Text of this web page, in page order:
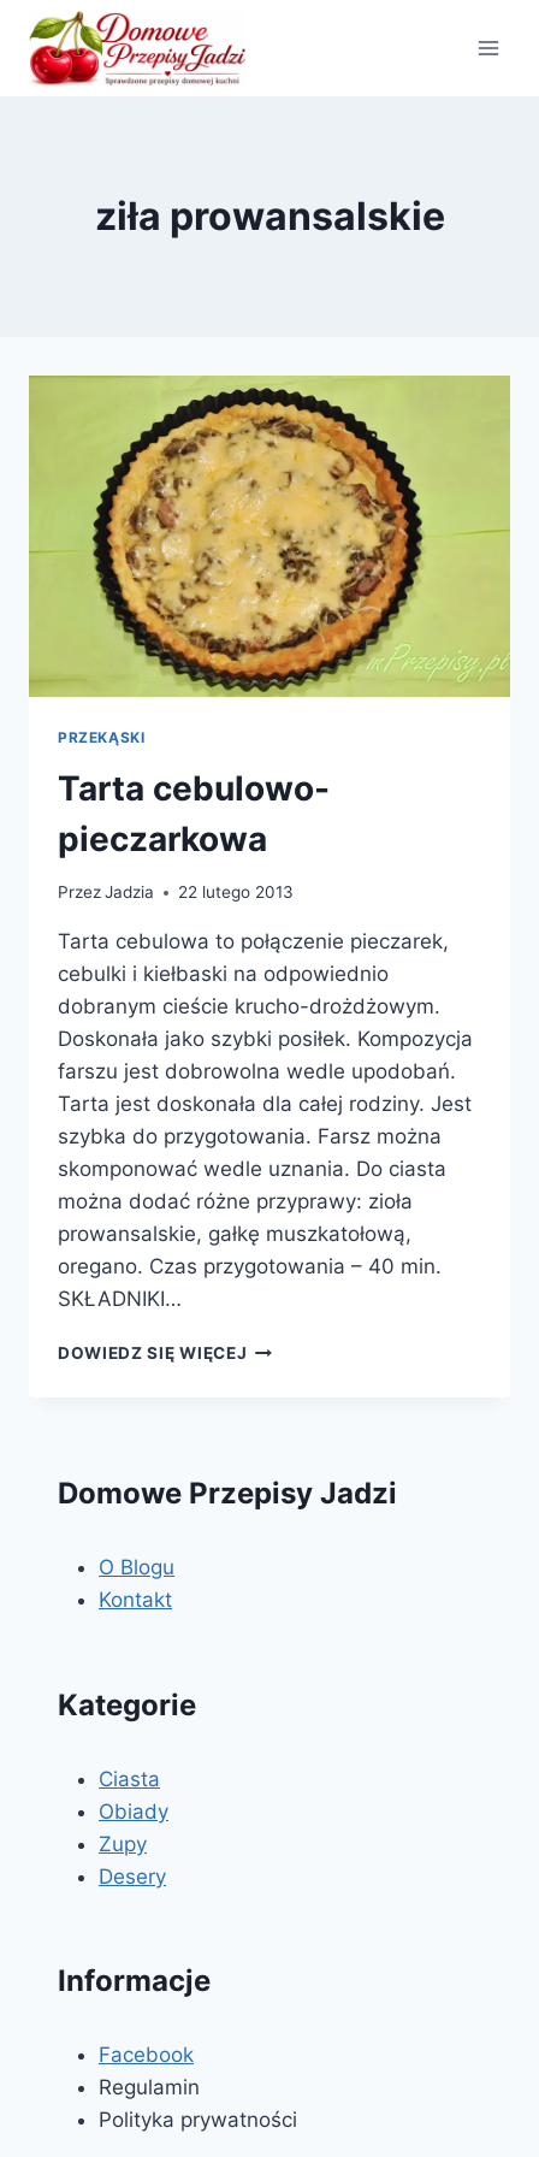
Przejdź
treści
ziła prowansalskie
PRZEKĄSKI
Tarta cebulowo-
pieczarkowa
PrzezJadzia 22 lutego 2013
Tarta cebulowa to połączenie pieczarek,
cebulki i kiełbaski na odpowiednio
dobranym cieście krucho-drożdżowym.
Doskonała jako szybki posiłek. Kompozycja
farszu jest dobrowolna wedle upodobań.
Tarta jest doskonała dla całej rodziny. Jest
szybka do przygotowania. Farsz można
skomponować wedle uznania. Do ciasta
można dodać różne przyprawy: zioła
prowansalskie, gałkę muszkatołową,
oregano. Czas przygotowania – 40 min.
SKŁADNIKI…
DOWIEDZ SIĘ WIĘCEJ TARTA
Domowe Przepisy Jadzi
O Blogu
Kontakt
Kategorie
Ciasta
Obiady
Zupy
Desery
Informacje
Facebook
Regulamin
Polityka prywatności